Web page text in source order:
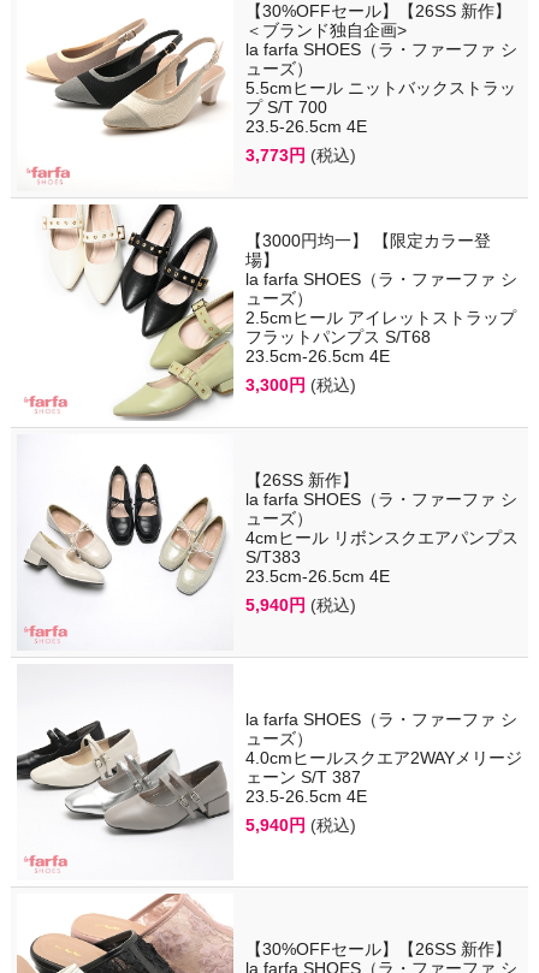
【30%OFFセール】【26SS 新作】
＜ブランド独自企画>
la farfa SHOES（ラ・ファーファ シ
ューズ）
5.5cmヒール ニットバックストラッ
プ S/T 700
23.5-26.5cm 4E
3,773円 (税込)
【3000円均一】 【限定カラー登
場】
la farfa SHOES（ラ・ファーファ シ
ューズ）
2.5cmヒール アイレットストラップ
フラットパンプス S/T68
23.5cm-26.5cm 4E
3,300円 (税込)
【26SS 新作】
la farfa SHOES（ラ・ファーファ シ
ューズ）
4cmヒール リボンスクエアパンプス
S/T383
23.5cm-26.5cm 4E
5,940円 (税込)
la farfa SHOES（ラ・ファーファ シ
ューズ）
4.0cmヒールスクエア2WAYメリージ
ェーン S/T 387
23.5-26.5cm 4E
5,940円 (税込)
【30%OFFセール】【26SS 新作】
la farfa SHOES（ラ・ファーファ シ